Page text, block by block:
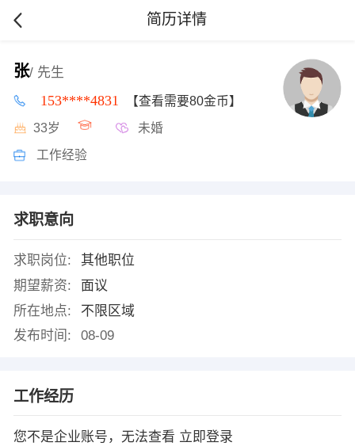
简历详情
张/ 先生
153****4831 【查看需要80金币】
33岁 未婚
工作经验
求职意向
求职岗位:
其他职位
期望薪资:
面议
所在地点:
不限区域
发布时间:
08-09
工作经历
您不是企业账号，无法查看 立即登录